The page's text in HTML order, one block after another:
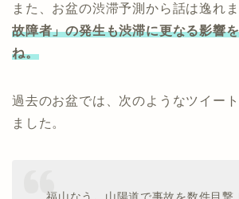
また、お盆の渋滞予測から話は逸れま
故障者」の発生も渋滞に更なる影響
ね。
過去のお盆では、次のようなツイー
ました。